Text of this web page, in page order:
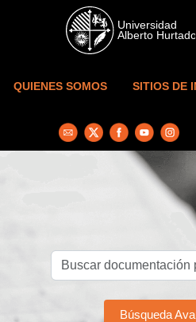
Skip to main content
QUIENES SOMOS SITIOS DE
Búsqueda